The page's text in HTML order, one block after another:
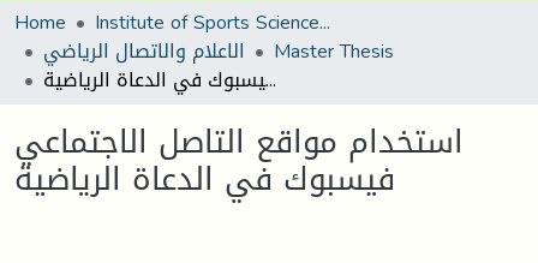
Home
Institute of Sports Sciences and Techniques
الاعلام والاتصال الرياضي Master Thesis
استخدام مواقع التاصل الاجتماعي فيسبوك في الدعاة الرياضية
استخدام مواقع التاصل الاجتماعي
فيسبوك في الدعاة الرياضية